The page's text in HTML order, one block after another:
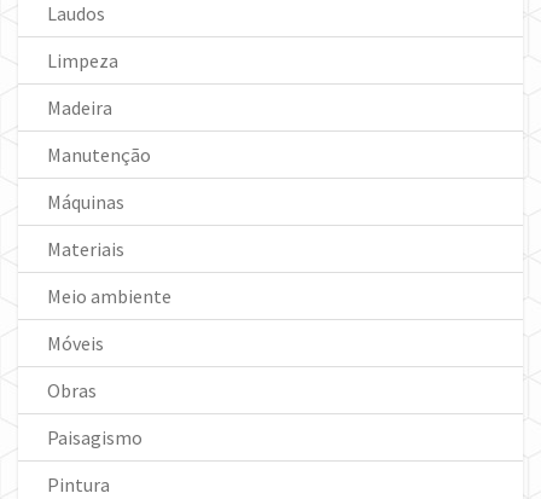
Laudos
Limpeza
Madeira
Manutenção
Máquinas
Materiais
Meio ambiente
Móveis
Obras
Paisagismo
Pintura